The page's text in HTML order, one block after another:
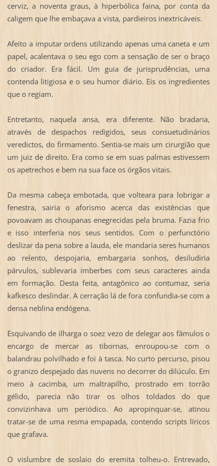
cerviz, a noventa graus, à hiperbólica faina, por conta da
caligem que lhe embaçava a vista, pardieiros inextricáveis.
Afeito a imputar ordens utilizando apenas uma caneta e um
papel, acalentava o seu ego com a sensação de ser o braço
do criador. Era fácil. Um guia de jurisprudências, uma
contenda litigiosa e o seu humor diário. Eis os ingredientes
que o regiam.
Entretanto, naquela ansa, era diferente. Não bradaria,
através de despachos redigidos, seus consuetudinários
veredictos, do firmamento. Sentia-se mais um cirurgião que
um juiz de direito. Era como se em suas palmas estivessem
os apetrechos e bem na sua face os órgãos vitais.
Da mesma cabeça embotada, que volteara para lobrigar a
fenestra, sairia o aforismo acerca das existências que
povoavam as choupanas enegrecidas pela bruma. Fazia frio
e isso interferia nos seus sentidos. Com o perfunctório
deslizar da pena sobre a lauda, ele mandaria seres humanos
ao relento, despojaria, embargaria sonhos, desiludiria
párvulos, sublevaria imberbes com seus caracteres ainda
em formação. Desta feita, antagônico ao contumaz, seria
kafkesco deslindar. A cerração lá de fora confundia-se com a
densa neblina endógena.
Esquivando de ilharga o soez vezo de delegar aos fâmulos o
encargo de mercar as tibornas, enroupou-se com o
balandrau polvilhado e foi à tasca. No curto percurso, pisou
o granizo despejado das nuvens no decorrer do dilúculo. Em
meio à cacimba, um maltrapilho, prostrado em torrão
gélido, parecia não tirar os olhos toldados do que
convizinhava um periódico. Ao apropinquar-se, atinou
tratar-se de uma resma empapada, contendo scripts líricos
que grafava.
O vislumbre de soslaio do eremita tolheu-o. Entrevado,